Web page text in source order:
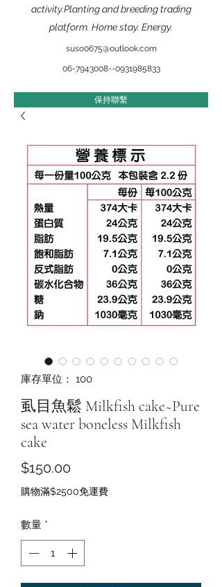
activity.Planting and breeding trading
platform. Home stay. Energy.
suso0675@outlook.com
​06-7943008--0931985833
保持聯繫
庫存單位： 100
虱目魚鬆 Milkfish cake~Pure
sea water boneless Milkfish
cake
$150.00價
格
購物滿$2500免運費
數量 *